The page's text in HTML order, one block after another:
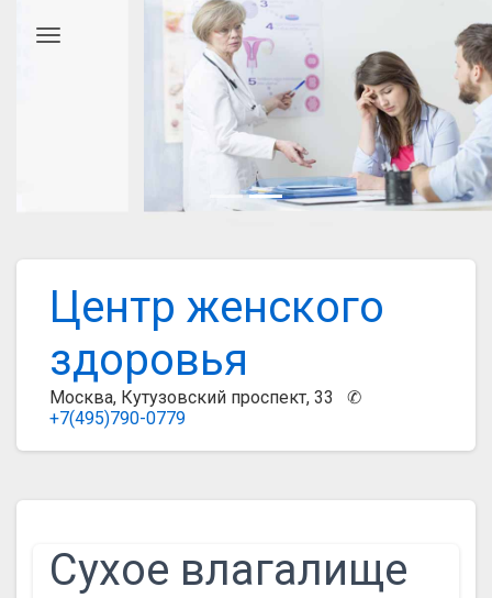
Центр женского
здоровья
Москва, Кутузовский проспект, 33 ✆
+7(495)790-0779
Главное меню
Сухое влагалище